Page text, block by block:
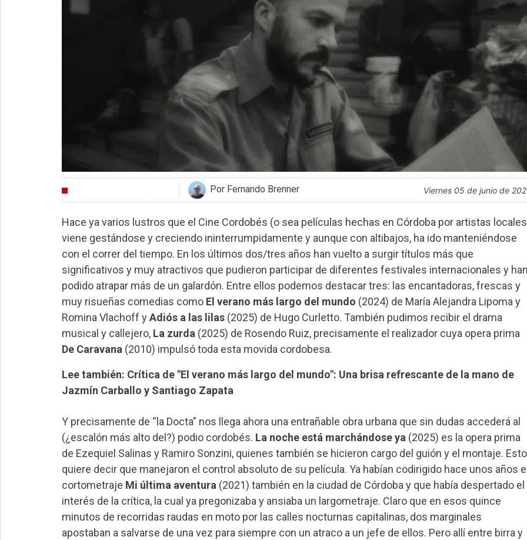
Por Fernando Brenner viernes 05 de junio de
Hace ya varios lustros que el Cine Cordobés (o sea películas hechas en Córdoba por artistas
viene gestándose y creciendo ininterrumpidamente y aunque con altibajos, ha ido manteniéndose
con el correr del tiempo. En los últimos dos/tres años han vuelto a surgir títulos más que
significativos y muy atractivos que pudieron participar de diferentes festivales internacionales y
podido atrapar más de un galardón. Entre ellos podemos destacar tres: las encantadoras, frescas y
muy risueñas comedias como El verano más largo del mundo (2024) de María Alejandra Lipoma y
Romina Vlachoff yAdiós a las lilas(2025) de Hugo Curletto. También pudimos recibir el drama
musical y callejero,La zurda (2025) de Rosendo Ruiz, precisamente el realizador cuya opera prima
De Caravana (2010) impulsó toda esta movida cordobesa.
Lee también: Crítica de "El verano más largo del mundo": Una brisa refrescante de la mano de
Jazmín Carballo y Santiago Zapata
Y precisamente de “la Docta” nos llega ahora una entrañable obra urbana que sin dudas accederá al
(¿escalón más alto del?) podio cordobés. La noche está marchándose ya (2025) es la opera prima
de Ezequiel Salinas y Ramiro Sonzini, quienes también se hicieron cargo del guión y el montaje. Esto
quiere decir que manejaron el control absoluto de su película. Ya habían codirigido hace unos años
cortometraje Mi última aventura (2021) también en la ciudad de Córdoba y que había despertado el
interés de la crítica, la cual ya pregonizaba y ansiaba un largometraje. Claro que en esos quince
minutos de recorridas raudas en moto por las calles nocturnas capitalinas, dos marginales
apostaban a salvarse de una vez para siempre con un atraco a un jefe de ellos. Pero allí entre birra y